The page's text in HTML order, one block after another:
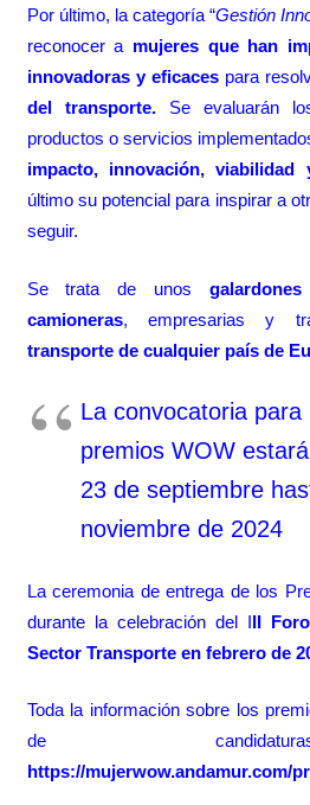
Por último, la categoría “Gestión
reconocer a mujeres que han
innovadoras y eficacespara
del transporte.Se evaluarán
productos o servicios
impacto, innovación, viabilidad
último su potencial para inspirar a
seguir.
Se trata de unos
camioneras, empresarias y
transporte de cualquier país de
La convocatoria para
premios WOW
23 de septiembre
noviembre de 2024
La ceremonia de entrega de los
durante la celebración del III
Sector Transporte en febrero de
Toda la información sobre los
de
https://mujerwow.andamur.com/